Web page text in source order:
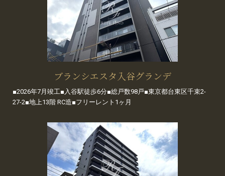
ブランシエスタ入谷グランデ
■2026年7月竣工■入谷駅徒歩6分■総戸数98戸■東京都台東区千束2-
27-2■地上13階 RC造■フリーレント1ヶ月